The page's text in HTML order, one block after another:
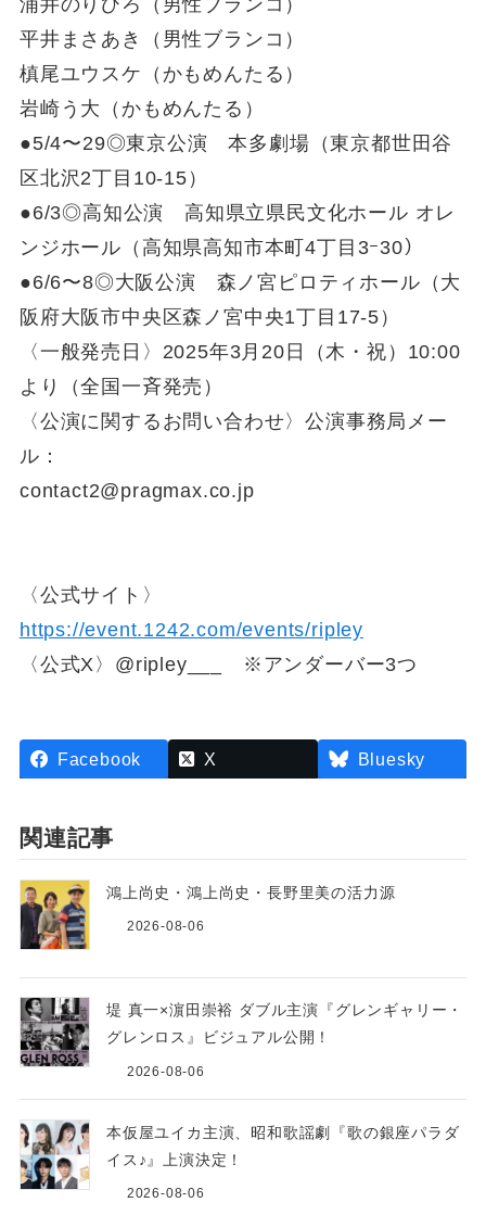
平井まさあき（男性ブランコ）
槙尾ユウスケ（かもめんたる）
岩崎う大（かもめんたる）
●5/4〜29◎東京公演 本多劇場（東京都世田谷
区北沢2丁目10-15）
●6/3◎高知公演 高知県立県民文化ホール オレ
ンジホール（高知県高知市本町4丁目3ｰ30）
●6/6〜8◎大阪公演 森ノ宮ピロティホール（大
阪府大阪市中央区森ノ宮中央1丁目17-5）
〈一般発売日〉2025年3月20日（木・祝）10:00
より（全国一斉発売）
〈公演に関するお問い合わせ〉公演事務局メー
ル：
contact2@pragmax.co.jp
〈公式サイト〉
https://event.1242.com/events/ripley
〈公式X〉@ripley___ ※アンダーバー3つ
Facebook X Bluesky
関連記事
鴻上尚史・鴻上尚史・長野里美の活力源
2026-08-06
堤 真一×濵田崇裕 ダブル主演『グレンギャリー・
グレンロス』ビジュアル公開！
2026-08-06
本仮屋ユイカ主演、昭和歌謡劇『歌の銀座パラダ
イス♪』上演決定！
2026-08-06